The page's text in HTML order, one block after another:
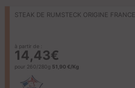
STEAK DE RUMSTECK ORIGINE FRANCE
à partir de :
14,43€
pour 260/280g 51,90 €/Kg